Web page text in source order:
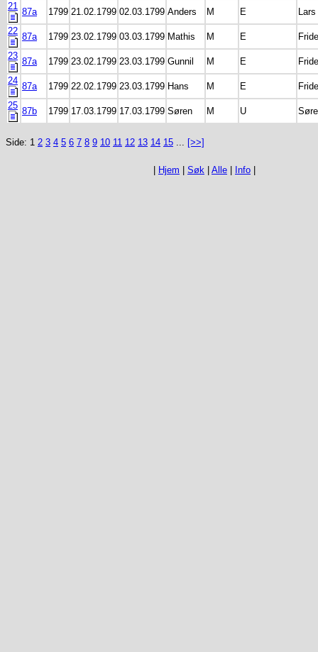
21
87a 1799 21.02.1799 02.03.1799 Anders M E
Lars
22
87a 1799 23.02.1799 03.03.1799 Mathis M E
23
87a 1799 23.02.1799 23.03.1799 Gunnil M E
24
87a 1799 22.02.1799 23.03.1799 Hans M E
25
87b 1799 17.03.1799 17.03.1799 Søren M U
Side: 1 2 3 4 5 6 7 8 9 10 11 12 13 14 15 ... [>>]
Hjem Søk Alle Info